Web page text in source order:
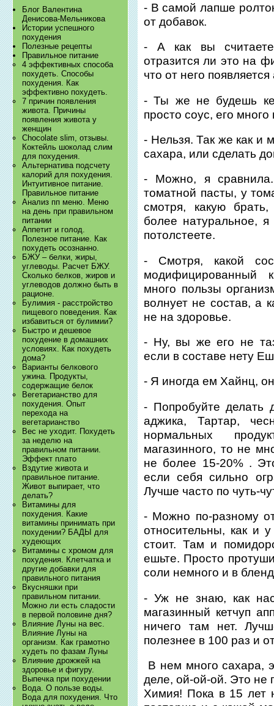
Блог Валентина
Денисова-Мельникова
Истории успешного
похудения
Полезные рецепты
Правильное питание
4 эффективных способа
похудеть. Способы
похудения. Как
эффективно похудеть.
7 причин появления
живота. Причины
появления живота у
женщин
Chocolate slim, отзывы.
Коктейль шоколад слим
для похудения.
Альтернатива подсчету
калорий для похудения.
Интуитивное питание.
Правильное питание
Анализ пп меню. Меню
на день при правильном
питании
Аппетит и голод.
Полезное питание. Как
похудеть осознанно.
БЖУ – белки, жиры,
углеводы. Расчет БЖУ.
Сколько белков, жиров и
углеводов должно быть в
рационе.
Булимия - расстройство
пищевого поведения. Как
избавиться от булимии?
Быстро и дешевое
похудение в домашних
условиях. Как похудеть
дома?
Варианты белкового
ужина. Продукты,
содержащие белок
Вегетарианство для
похудения. Опыт
перехода на
вегетарианство
Вес не уходит. Похудеть
за неделю на
правильном питании.
Эффект плато
Вздутие живота и
правильное питание.
Живот выпирает, что
делать?
Витамины для
похудения. Какие
витамины принимать при
похудении? БАДЫ для
худеющих
Витамины с хромом для
похудения. Клетчатка и
другие добавки для
правильного питания
Вкусняшки при
правильном питании.
Можно ли есть сладости
в первой половине дня?
Влияние Луны на вес.
Влияние Луны на
организм. Как грамотно
худеть по фазам Луны
Влияние дрожжей на
здоровье и фигуру.
Выпечка при похудении
Вода. О пользе воды.
Вода для похудения. Что
- В самой лапше
от добавок.
- А как вы
отразится ли это на
что от него
- Ты же не будешь
просто соус, его
- Нельзя. Так же как и
сахара, или сделать
- Можно, я сравнила.
томатной пасты, у
смотря, какую
более натуральное,
потолстеете.
- Смотря, какой
модифицированный
много пользы
волнует не состав, а
не на здоровье.
- Ну, вы же его не
если в составе нету
- Я иногда ем Хайнц,
- Попробуйте делать
аджика, Тартар,
нормальных
магазинного, то не
не более 15-20% .
если себя сильно
Лучше часто по чуть-
- Можно по-разному
относительны, как и
стоит. Там и
ешьте. Просто
соли немного и в
- Уж не знаю, как
магазинный кетчуп
ничего там нет.
полезнее в 100 раз и
В нем много сахара,
деле, ой-ой-ой. Это не
Химия! Пока в 15 лет